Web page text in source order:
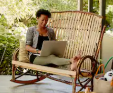
prema gore i prema